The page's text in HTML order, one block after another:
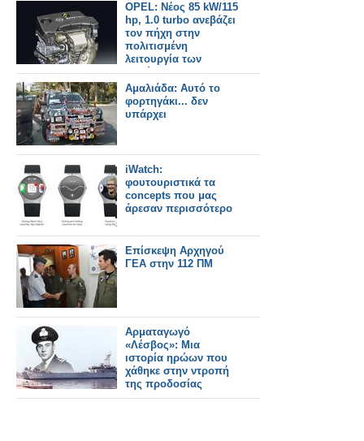
OPEL: Νέος 85 kW/115
hp, 1.0 turbo ανεβάζει
τον πήχη στην
πολιτισμένη
λειτουργία των
τρικύλινδρων
κινητήρων
Aμαλιάδα: Αυτό το
φορτηγάκι... δεν
υπάρχει
iWatch:
φουτουριστικά τα
concepts που μας
άρεσαν περισσότερο
Επίσκεψη Αρχηγού
ΓΕΑ στην 112 ΠΜ
Αρματαγωγό
«Λέσβος»: Μια
ιστορία ηρώων που
χάθηκε στην ντροπή
της προδοσίας